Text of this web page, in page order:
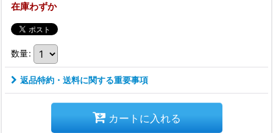
在庫わずか
数量:
返品特約・送料に関する重要事項
カートに入れる